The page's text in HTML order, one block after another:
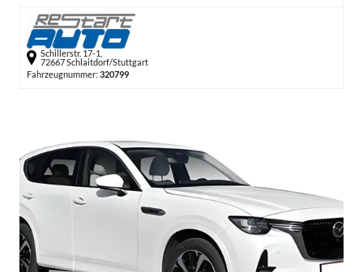
Schillerstr. 17-1,
72667 Schlaitdorf/Stuttgart
Fahrzeugnummer: 320799